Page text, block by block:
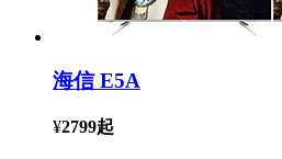
海信 E5A
¥2799起